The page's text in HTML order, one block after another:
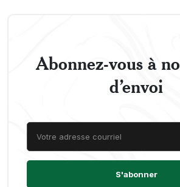
Abonnez-vous à
d’envoi